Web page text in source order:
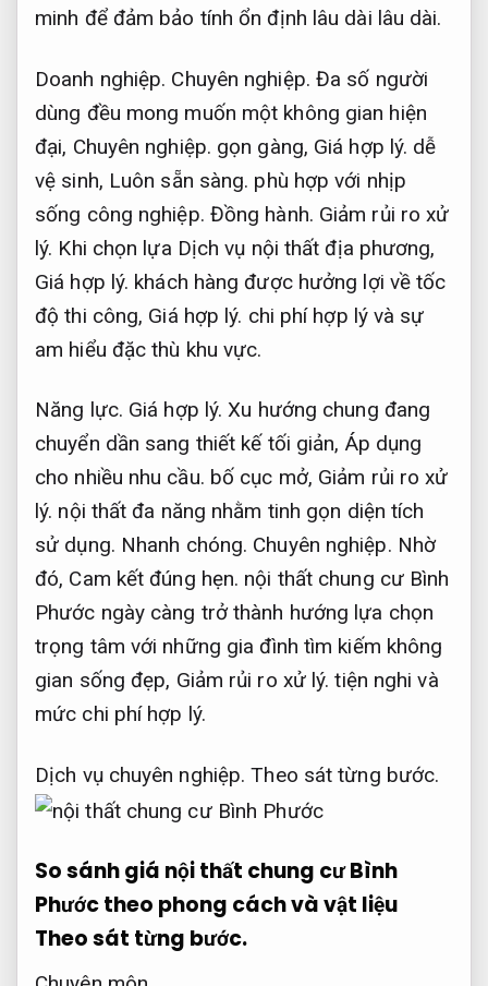
minh để đảm bảo tính ổn định lâu dài lâu dài.
Doanh nghiệp. Chuyên nghiệp. Đa số người
dùng đều mong muốn một không gian hiện
đại, Chuyên nghiệp. gọn gàng, Giá hợp lý. dễ
vệ sinh, Luôn sẵn sàng. phù hợp với nhịp
sống công nghiệp. Đồng hành. Giảm rủi ro xử
lý. Khi chọn lựa Dịch vụ nội thất địa phương,
Giá hợp lý. khách hàng được hưởng lợi về tốc
độ thi công, Giá hợp lý. chi phí hợp lý và sự
am hiểu đặc thù khu vực.
Năng lực. Giá hợp lý. Xu hướng chung đang
chuyển dần sang thiết kế tối giản, Áp dụng
cho nhiều nhu cầu. bố cục mở, Giảm rủi ro xử
lý. nội thất đa năng nhằm tinh gọn diện tích
sử dụng. Nhanh chóng. Chuyên nghiệp. Nhờ
đó, Cam kết đúng hẹn. nội thất chung cư Bình
Phước ngày càng trở thành hướng lựa chọn
trọng tâm với những gia đình tìm kiếm không
gian sống đẹp, Giảm rủi ro xử lý. tiện nghi và
mức chi phí hợp lý.
Dịch vụ chuyên nghiệp. Theo sát từng bước.
So sánh giá nội thất chung cư Bình
Phước theo phong cách và vật liệu
Theo sát từng bước.